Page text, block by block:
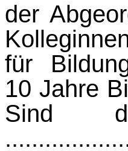
der
für
10 Jahre
Sind